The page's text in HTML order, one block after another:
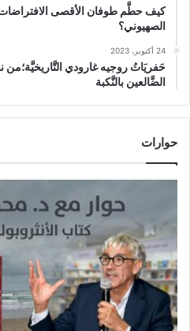
كيف حطَّم طوفان الأقصى
الصهيوني؟
24 أكتوبر، 2023
حَفريَاتُ روجيه غارودي التَّاريخيَّة؛من
الضَّالعين بالنَّكبة
حوارات